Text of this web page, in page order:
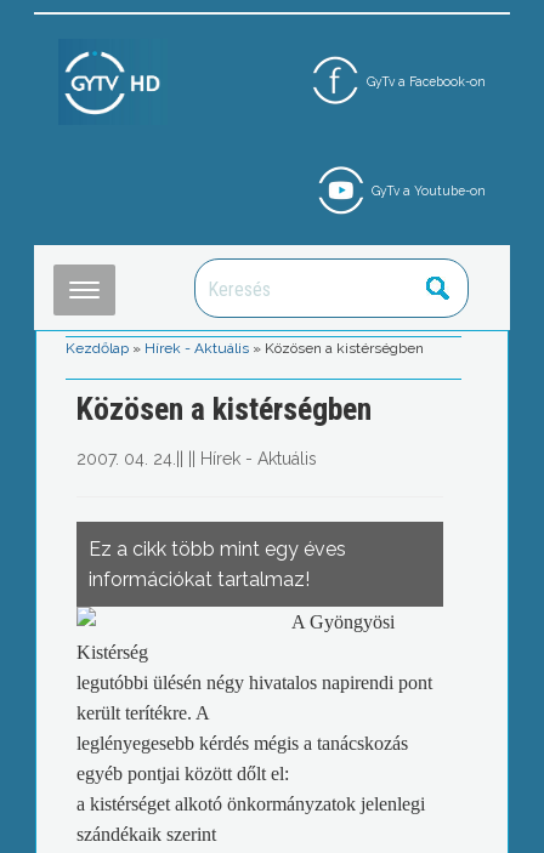
GyTv a Facebook-on
GyTv a Youtube-on
Kezdőlap » Hírek - Aktuális » Közösen a kistérségben
Közösen a kistérségben
2007. 04. 24. Hírek - Aktuális
Ez a cikk több mint egy éves
információkat tartalmaz!
A Gyöngyösi
Kistérség
legutóbbi ülésén négy hivatalos napirendi pont
került terítékre. A
leglényegesebb kérdés mégis a tanácskozás
egyéb pontjai között dőlt el:
a kistérséget alkotó önkormányzatok jelenlegi
szándékaik szerint